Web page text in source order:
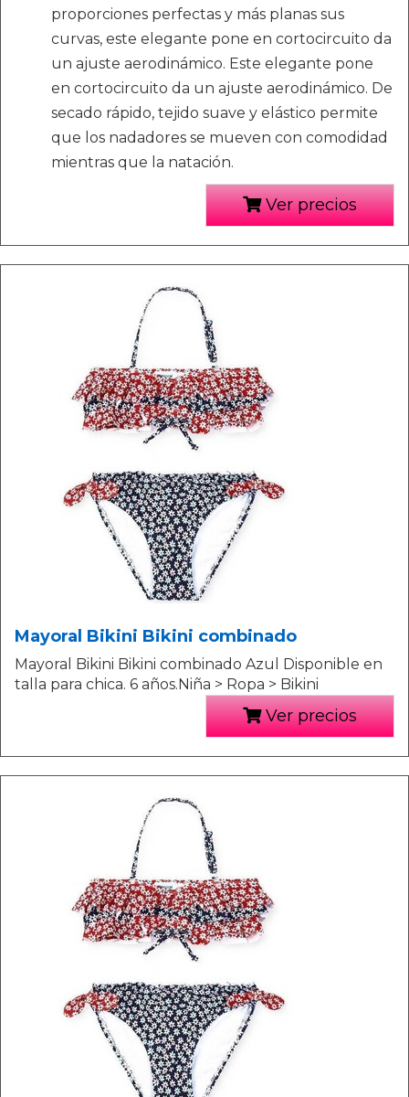
proporciones perfectas y más planas sus
curvas, este elegante pone en cortocircuito da
un ajuste aerodinámico. Este elegante pone
en cortocircuito da un ajuste aerodinámico. De
secado rápido, tejido suave y elástico permite
que los nadadores se mueven con comodidad
mientras que la natación.
Ver precios
Mayoral Bikini Bikini combinado
Mayoral Bikini Bikini combinado Azul Disponible en
talla para chica. 6 años.Niña > Ropa > Bikini
Ver precios